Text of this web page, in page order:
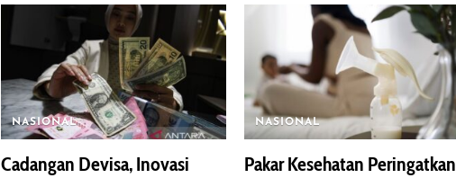
NASIONAL
Cadangan Devisa, Inovasi
NASIONAL
Pakar Kesehatan Peringatkan